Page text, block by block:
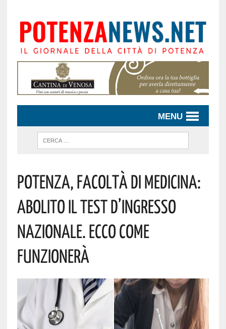
MENU
Potenza, Facoltà Di Medicina:
Abolito Il Test D’ingresso
Nazionale. Ecco Come
Funzionerà